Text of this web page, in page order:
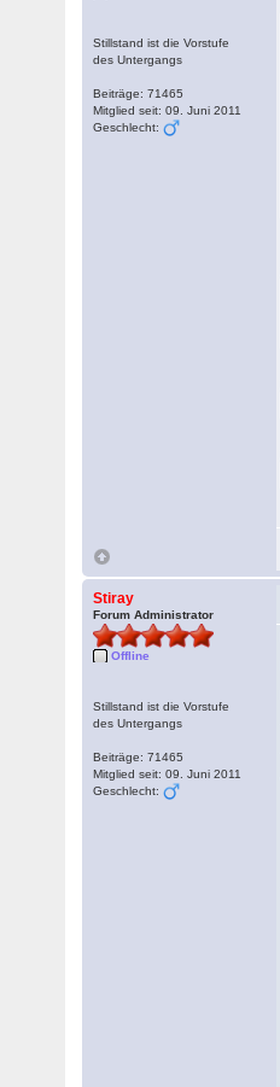
Stillstand ist die Vorstufe
des Untergangs
Beiträge: 71465
Mitglied seit: 09. Juni 2011
Geschlecht:
Stiray
Forum Administrator
Offline
Stillstand ist die Vorstufe
des Untergangs
Beiträge: 71465
Mitglied seit: 09. Juni 2011
Geschlecht: